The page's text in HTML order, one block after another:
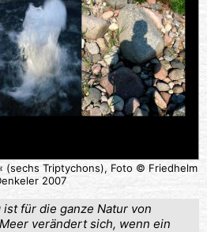
(sechs Triptychons), Foto © Friedhelm
2007
für die ganze Natur von
verändert sich, wenn ein